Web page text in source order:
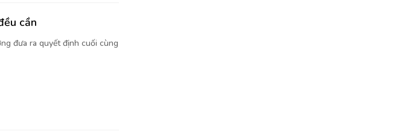
cần
đưa ra quyết định cuối cùng